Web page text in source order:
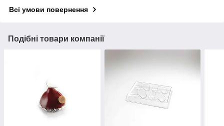
Всі умови повернення
Подібні товари компанії